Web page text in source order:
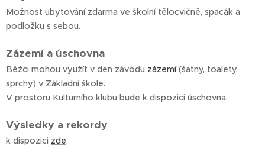
Možnost ubytování zdarma ve školní tělocvičně, spacák a
podložku s sebou.
Zázemí a úschovna
Běžci mohou využít v den závodu zázemí(šatny, toalety,
sprchy) v Základní škole.
V prostoru Kulturního klubu bude k dispozici úschovna.
Výsledky a rekordy
k dispozici zde.